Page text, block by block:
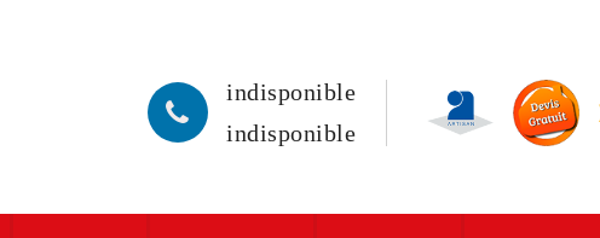
indisponible
indisponible